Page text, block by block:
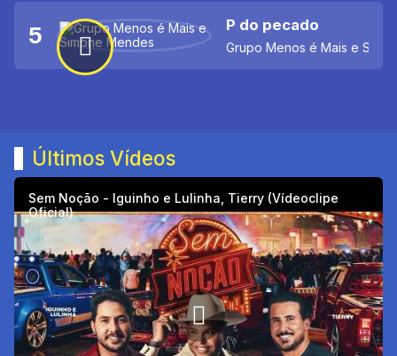
5 P do pecado
Grupo Menos é Mais e
Últimos Vídeos
Sem Noção - Iguinho e Lulinha, Tierry (Vídeoclipe
Oficial)